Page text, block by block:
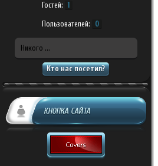
Гостей: 1
Пользователей: 0
Никого ...
Кто нас посетил?
КНОПКА САЙТА